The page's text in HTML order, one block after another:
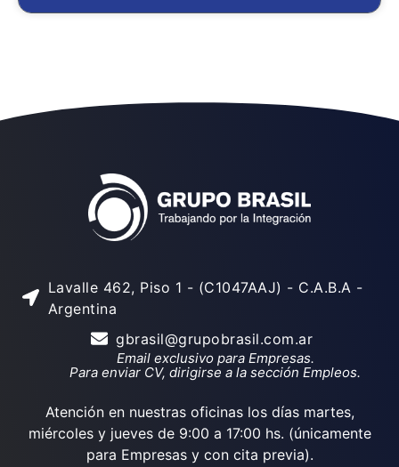
Lavalle 462, Piso 1 - (C1047AAJ) - C.A.B.A -
Argentina
gbrasil@grupobrasil.com.ar
Email exclusivo para Empresas.
Para enviar CV, dirigirse a la sección Empleos.
Atención en nuestras oficinas los días martes,
miércoles y jueves de 9:00 a 17:00 hs. (únicamente
para Empresas y con cita previa).